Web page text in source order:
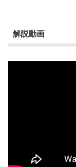
解説動画